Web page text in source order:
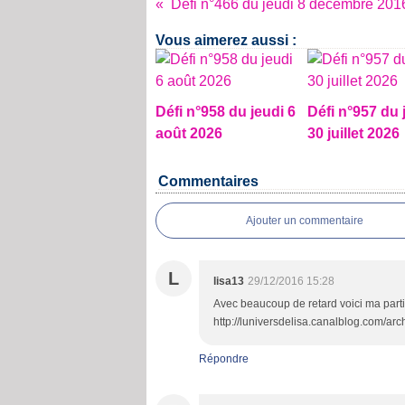
Défi n°466 du jeudi 8 décembre
Vous aimerez aussi :
Défi n°958 du jeudi 6
août 2026
Défi n°957 du
30 juillet 2026
Commentaires
Ajouter un commentaire
L lisa13 29/12/2016 15:28
Avec beaucoup de retard voici ma
http://luniversdelisa.canalblog.com/
Répondre